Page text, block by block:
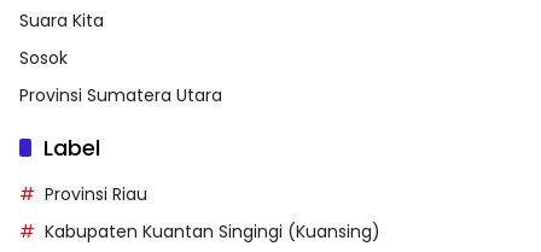
Suara Kita
Sosok
Provinsi Sumatera Utara
Label
Provinsi Riau
Kabupaten Kuantan Singingi (Kuansing)